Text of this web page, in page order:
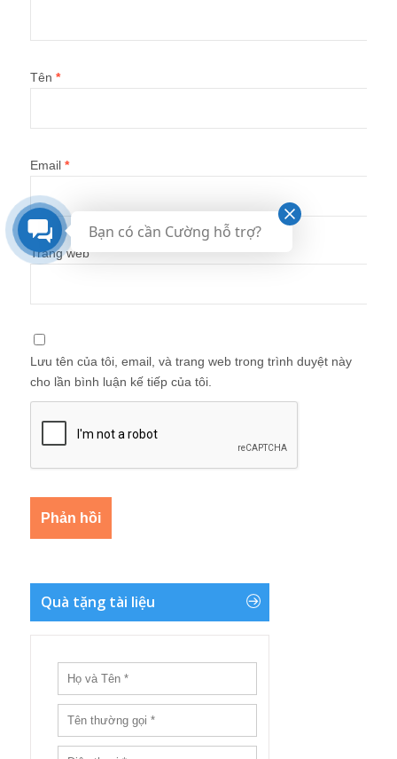
Tên *
Email *
Trang web
Lưu tên của tôi, email, và trang web trong trình duyệt này
cho lần bình luận kế tiếp của tôi.
Quà tặng tài liệu
Bạn có cần Cường hỗ trợ?